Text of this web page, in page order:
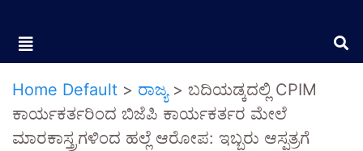
Home Default > ರಾಜ್ಯ> ಬದಿಯಡ್ಕದಲ್ಲಿ CPIM
ಕಾರ್ಯಕರ್ತರಿಂದ ಬಿಜೆಪಿ ಕಾರ್ಯಕರ್ತರ ಮೇಲೆ
ಮಾರಕಾಸ್ತ್ರಗಳಿಂದ ಹಲ್ಲೆ ಆರೋಪ: ಇಬ್ಬರು ಆಸ್ಪತ್ರಗೆ